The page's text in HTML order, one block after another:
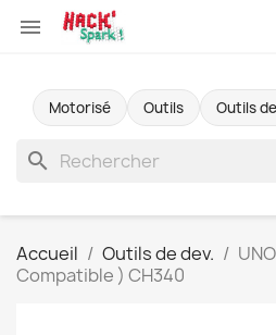

Motorisé Outils Outils
search
Accueil Outils de dev.
Compatible ) CH340